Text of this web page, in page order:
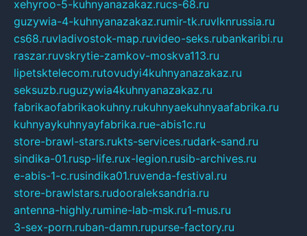
xehyroo-5-kuhnyanazakaz.rucs-68.ru
guzywia-4-kuhnyanazakaz.rumir-tk.ruvlknrussia.ru
cs68.ruvladivostok-map.ruvideo-seks.rubankaribi.ru
raszar.ruvskrytie-zamkov-moskva113.ru
lipetsktelecom.rutovudyi4kuhnyanazakaz.ru
seksuzb.ruguzywia4kuhnyanazakaz.ru
fabrikaofabrikaokuhny.rukuhnyaekuhnyaafabrika.ru
kuhnyaykuhnyayfabrika.rue-abis1c.ru
store-brawl-stars.rukts-services.rudark-sand.ru
sindika-01.rusp-life.rux-legion.rusib-archives.ru
e-abis-1-c.rusindika01.ruvenda-festival.ru
store-brawlstars.rudooraleksandria.ru
antenna-highly.rumine-lab-msk.ru1-mus.ru
3-sex-porn.ruban-damn.rupurse-factory.ru